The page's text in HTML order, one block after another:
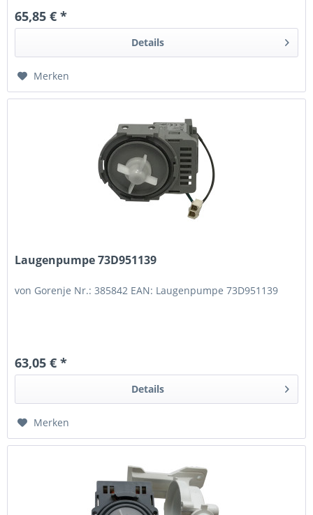
65,85 € *
Details
Merken
Laugenpumpe 73D951139
von Gorenje Nr.: 385842 EAN: Laugenpumpe 73D951139
63,05 € *
Details
Merken